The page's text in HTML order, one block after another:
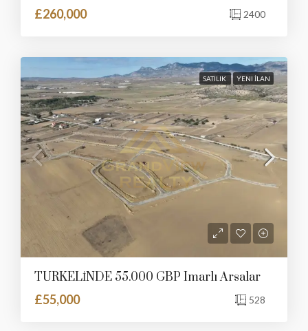
£260,000
2400
SATILIK YENI İLAN
TÜRKELİNDE 55.000 GBP Imarlı Arsalar
£55,000
528